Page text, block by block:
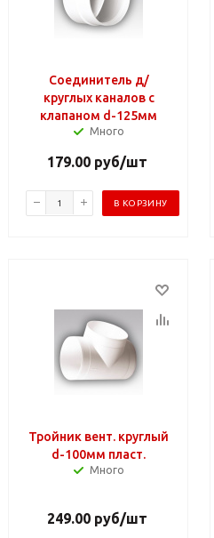
Соединитель д/
круглых каналов с
клапаном d-125мм
Много
179.00руб/шт
В КОРЗИНУ
Тройник вент. круглый
d-100мм пласт.
Много
249.00руб/шт